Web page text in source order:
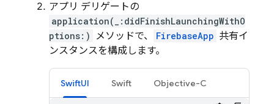
アプリ デリゲートの
application(_:didFinishLaunchingWithO
ptions:)
メソッドで、 FirebaseApp 共有イ
ンスタンスを構成します。
SwiftUI Swift Objective-C